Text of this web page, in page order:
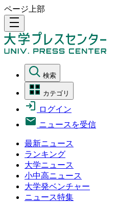
ページ上部
density_medium
検索
カテゴリ
ログイン
ニュースを受信
最新ニュース
ランキング
大学ニュース
小中高ニュース
大学発ベンチャー
ニュース特集